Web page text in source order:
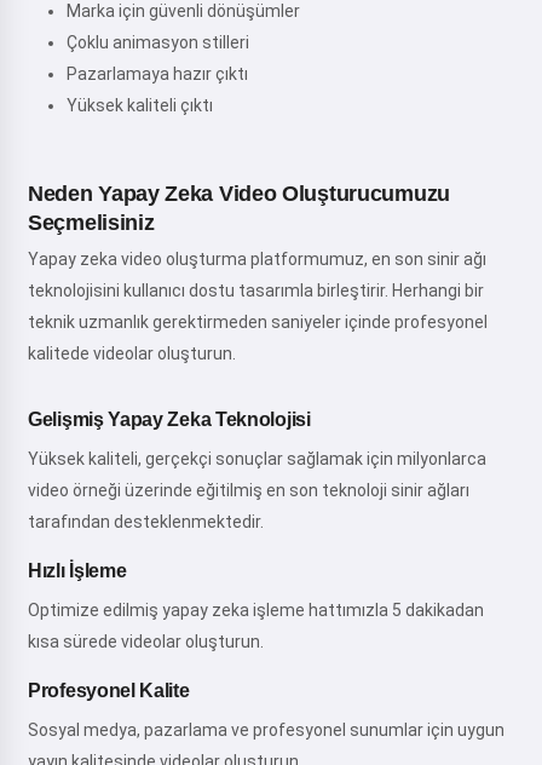
Marka için güvenli dönüşümler
Çoklu animasyon stilleri
Pazarlamaya hazır çıktı
Yüksek kaliteli çıktı
Neden Yapay Zeka Video Oluşturucumuzu
Seçmelisiniz
Yapay zeka video oluşturma platformumuz, en son sinir ağı
teknolojisini kullanıcı dostu tasarımla birleştirir. Herhangi bir
teknik uzmanlık gerektirmeden saniyeler içinde profesyonel
kalitede videolar oluşturun.
Gelişmiş Yapay Zeka Teknolojisi
Yüksek kaliteli, gerçekçi sonuçlar sağlamak için milyonlarca
video örneği üzerinde eğitilmiş en son teknoloji sinir ağları
tarafından desteklenmektedir.
Hızlı İşleme
Optimize edilmiş yapay zeka işleme hattımızla 5 dakikadan
kısa sürede videolar oluşturun.
Profesyonel Kalite
Sosyal medya, pazarlama ve profesyonel sunumlar için uygun